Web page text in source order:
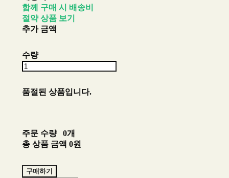
함께 구매 시 배송비
절약 상품 보기
추가 금액
수량
품절된 상품입니다.
주문 수량
0개
총 상품 금액 0원
구매하기